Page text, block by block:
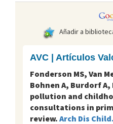
Añadir a
AVC | Artículos
Fonderson MS, Van
Bohnen A, Burdorf A,
pollution and
consultations in
review. Arch Dis